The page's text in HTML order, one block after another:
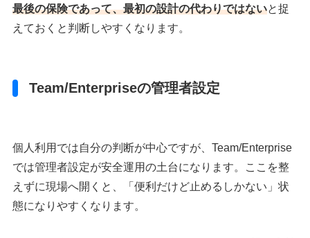
最後の保険であって、最初の設計の代わりではないと捉
えておくと判断しやすくなります。
Team/Enterpriseの管理者設定
個人利用では自分の判断が中心ですが、Team/Enterprise
では管理者設定が安全運用の土台になります。ここを整
えずに現場へ開くと、「便利だけど止めるしかない」状
態になりやすくなります。